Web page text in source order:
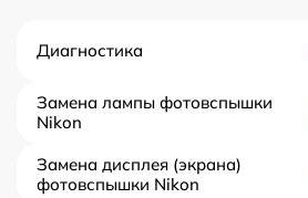
Диагностика
Замена лампы фотовспышки
Nikon
Замена дисплея (экрана)
фотовспышки Nikon